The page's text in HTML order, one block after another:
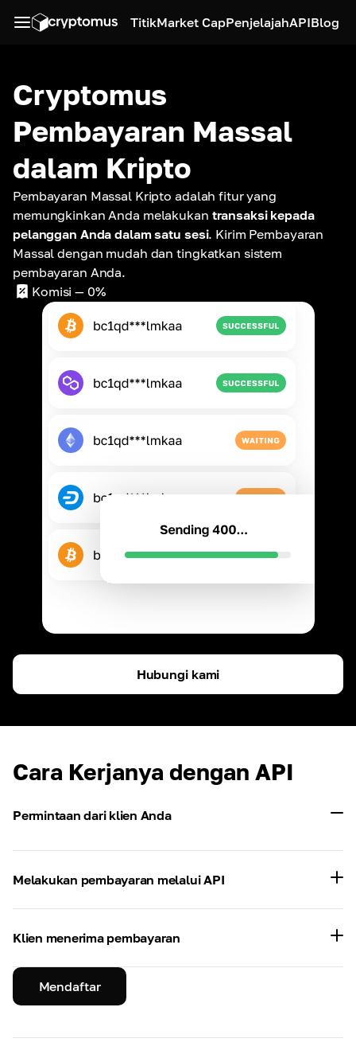
TitikMarket CapPenjelajahAPIBlog
Cryptomus
Pembayaran Massal
dalam Kripto
Pembayaran Massal Kripto adalah fitur yang
memungkinkan Anda melakukan transaksi kepada
pelanggan Anda dalam satu sesi. Kirim Pembayaran
Massal dengan mudah dan tingkatkan sistem
pembayaran Anda.
Komisi — 0%
Hubungi kami
Cara Kerjanya dengan API
Permintaan dari klien Anda
Melakukan pembayaran melalui API
Klien menerima pembayaran
Mendaftar